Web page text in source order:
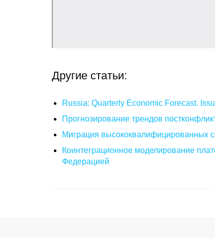
Другие статьи:
Russia: Quarterly Economic Forecast.
Прогнозирование трендов
Миграция высококвалифицированных
Коинтеграционное моделирование
Федерацией